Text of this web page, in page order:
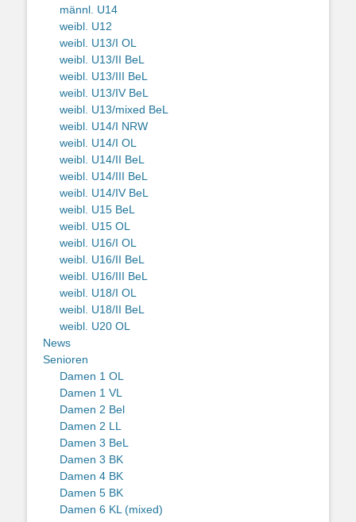
männl. U14
weibl. U12
weibl. U13/I OL
weibl. U13/II BeL
weibl. U13/III BeL
weibl. U13/IV BeL
weibl. U13/mixed BeL
weibl. U14/I NRW
weibl. U14/I OL
weibl. U14/II BeL
weibl. U14/III BeL
weibl. U14/IV BeL
weibl. U15 BeL
weibl. U15 OL
weibl. U16/I OL
weibl. U16/II BeL
weibl. U16/III BeL
weibl. U18/I OL
weibl. U18/II BeL
weibl. U20 OL
News
Senioren
Damen 1 OL
Damen 1 VL
Damen 2 Bel
Damen 2 LL
Damen 3 BeL
Damen 3 BK
Damen 4 BK
Damen 5 BK
Damen 6 KL (mixed)